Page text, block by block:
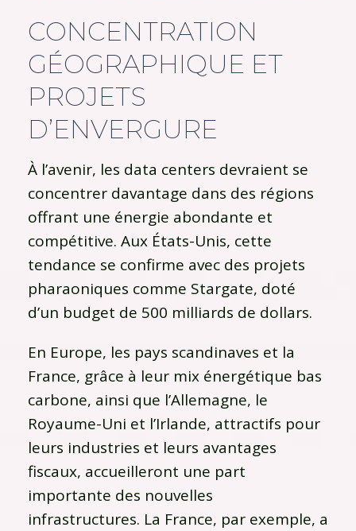
CONCENTRATION
GÉOGRAPHIQUE ET
PROJETS
D’ENVERGURE
À l’avenir, les data centers devraient se
concentrer davantage dans des régions
offrant une énergie abondante et
compétitive. Aux États-Unis, cette
tendance se confirme avec des projets
pharaoniques comme Stargate, doté
d’un budget de 500 milliards de dollars.
En Europe, les pays scandinaves et la
France, grâce à leur mix énergétique bas
carbone, ainsi que l’Allemagne, le
Royaume-Uni et l’Irlande, attractifs pour
leurs industries et leurs avantages
fiscaux, accueilleront une part
importante des nouvelles
infrastructures. La France, par exemple, a